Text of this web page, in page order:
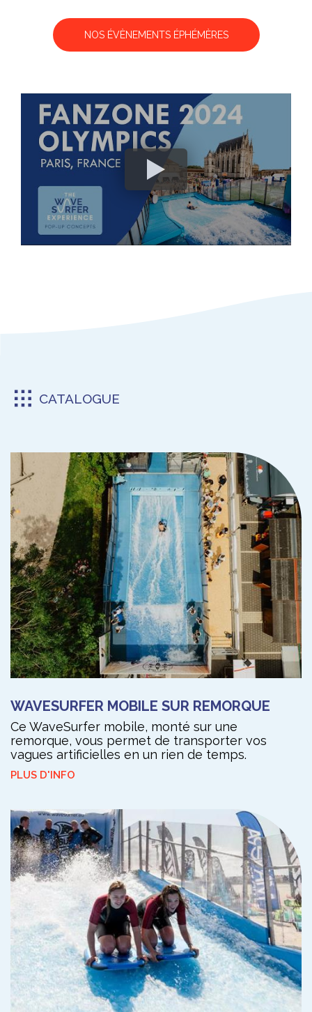
NOS ÉVÈNEMENTS ÉPHÉMÈRES
CATALOGUE
WAVESURFER MOBILE SUR REMORQUE
Ce WaveSurfer mobile, monté sur une
remorque, vous permet de transporter vos
vagues artificielles en un rien de temps.
PLUS D'INFO